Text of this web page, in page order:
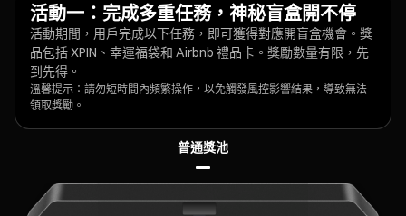
活動一：完成多重任務，神秘盲盒開不停
活動期間，用戶完成以下任務，即可獲得對應開盲盒機會。獎
品包括 XPIN、幸運福袋和 Airbnb 禮品卡。獎勵數量有限，先
到先得。
溫馨提示：請勿短時間內頻繁操作，以免觸發風控影響結果，導致無法
領取獎勵。
普通獎池